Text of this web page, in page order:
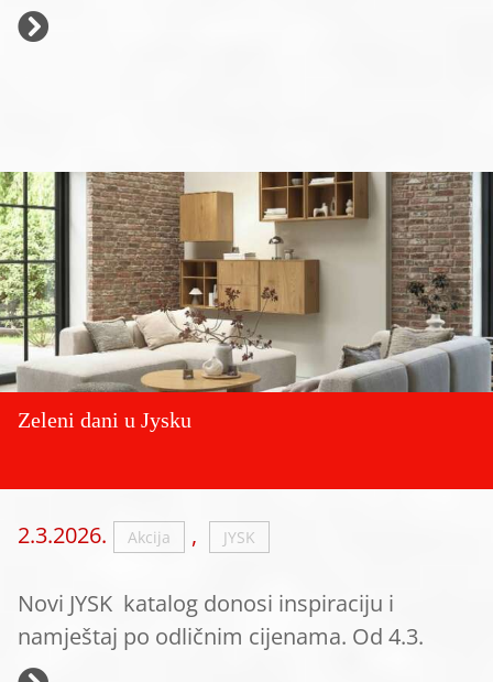
Zeleni dani u Jysku
2.3.2026. Akcija , JYSK
Novi JYSK katalog donosi inspiraciju i
namještaj po odličnim cijenama. Od 4.3.